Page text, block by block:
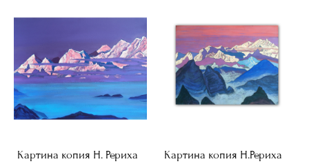
Картина копия Н. Рериха
Картина копия Н.Рериха